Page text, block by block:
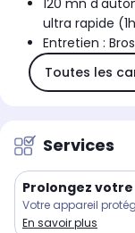
120 mn
ultra rapide
Entretien :
Toutes les
Services
Prolongez
Votre appareil
En savoir plus